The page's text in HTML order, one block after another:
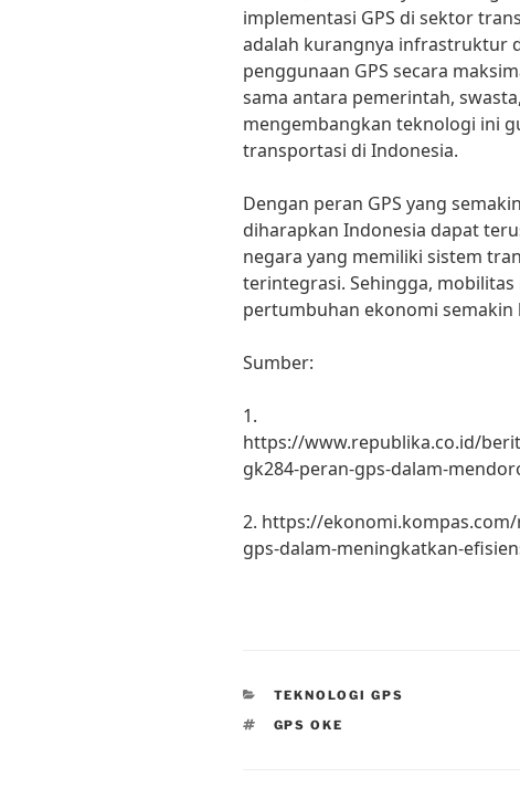
implementasi GPS di sektor
adalah kurangnya infrastruktur
penggunaan GPS secara
sama antara pemerintah,
mengembangkan teknologi ini
transportasi di Indonesia.
Dengan peran GPS yang
diharapkan Indonesia dapat
negara yang memiliki sistem
terintegrasi. Sehingga,
pertumbuhan ekonomi semakin
Sumber:
1.
https://www.republika.co.id/
gk284-peran-gps-dalam-
2. https://
gps-dalam-meningkatkan-
CATEGORIES
TEKNOLOGI GPS
TAGS
GPS OKE